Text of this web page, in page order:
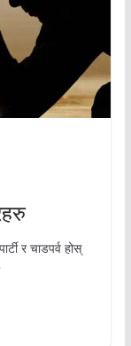
र चाडपर्व होस्